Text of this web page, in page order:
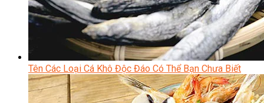
Tên Các Loại Cá Khô Độc Đáo Có Thể Bạn Chưa Biết